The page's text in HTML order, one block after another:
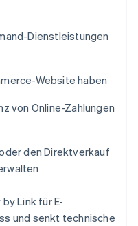
Dienstleistungen
Website haben
von Online-Zahlungen
den Direktverkauf
Link für E-
und senkt technische